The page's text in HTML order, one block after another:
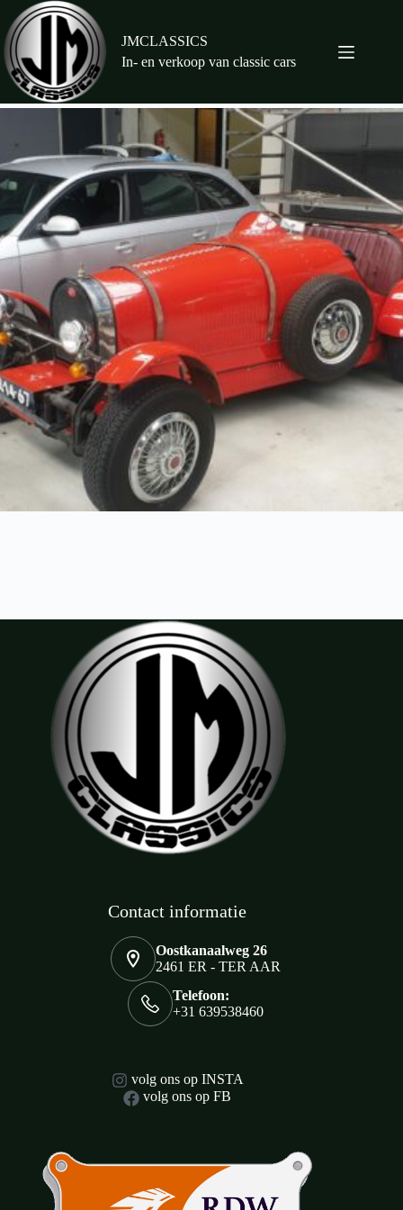
naar
de
inhoud
JMCLASSICS
In- en verkoop van classic cars
Contact informatie
Oostkanaalweg 26
2461 ER - TER AAR
Telefoon:
+31 639538460
volg ons op INSTA
volg ons op FB